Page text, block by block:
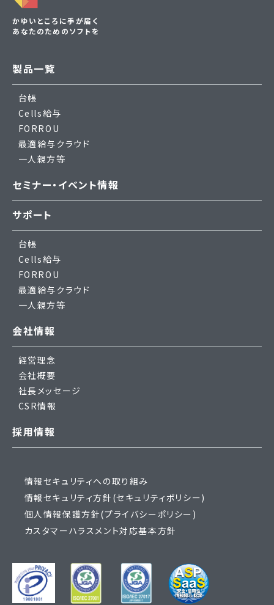
かゆいところに手が届く
あなたのためのソフトを
製品一覧
台帳
Cells給与
FORROU
最適給与クラウド
一人親方等
セミナー・イベント情報
サポート
台帳
Cells給与
FORROU
最適給与クラウド
一人親方等
会社情報
経営理念
会社概要
社長メッセージ
CSR情報
採用情報
情報セキュリティへの取り組み
情報セキュリティ方針(セキュリティポリシー)
個人情報保護方針(プライバシーポリシー)
カスタマーハラスメント対応基本方針